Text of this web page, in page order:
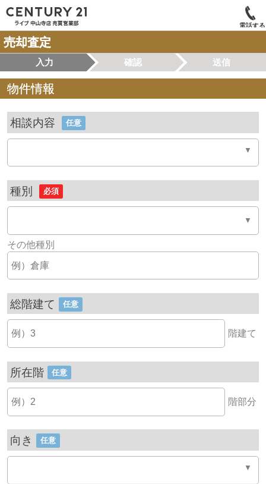
電話する
売却査定
入力 確認 送信
物件情報
相談内容 任意
種別 必須
その他種別
総階建て 任意
階建て
所在階 任意
階部分
向き 任意